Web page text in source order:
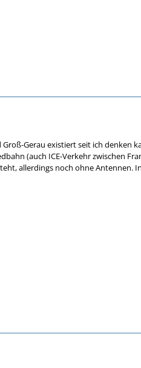
Gerau existiert seit ich denken
(auch ICE-Verkehr zwischen
allerdings noch ohne Antennen.